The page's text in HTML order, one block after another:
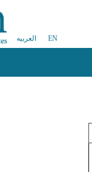
EN العربیه